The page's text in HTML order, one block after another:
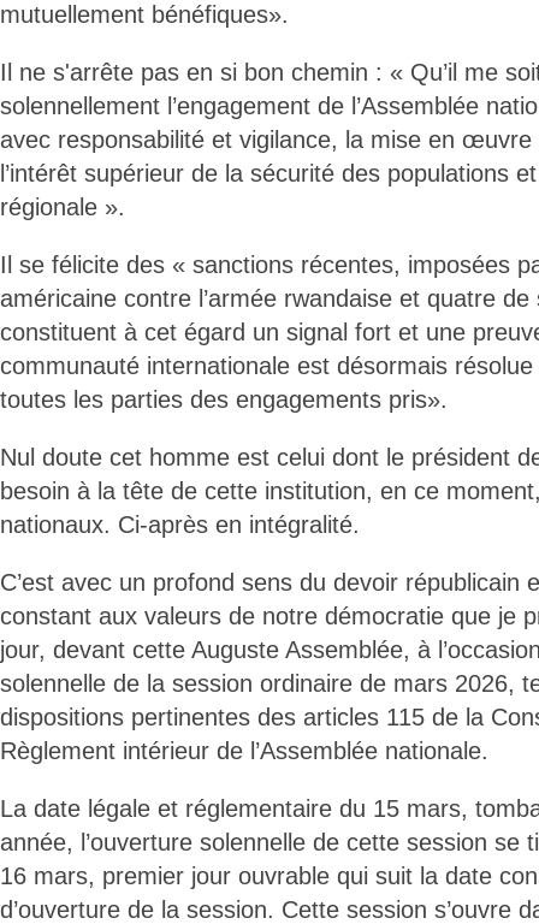
mutuellement bénéfiques».
Il ne s'arrête pas en si bon chemin : « Qu’il me
solennellement l’engagement de l’Assemblée
avec responsabilité et vigilance, la mise en
l’intérêt supérieur de la sécurité des populations
régionale ».
Il se félicite des « sanctions récentes, imposées
américaine contre l’armée rwandaise et quatre
constituent à cet égard un signal fort et une
communauté internationale est désormais
toutes les parties des engagements pris».
Nul doute cet homme est celui dont le président
besoin à la tête de cette institution, en ce
nationaux. Ci-après en intégralité.
C’est avec un profond sens du devoir républicain
constant aux valeurs de notre démocratie que je
jour, devant cette Auguste Assemblée, à
solennelle de la session ordinaire de mars 2026,
dispositions pertinentes des articles 115 de la
Règlement intérieur de l’Assemblée nationale.
La date légale et réglementaire du 15 mars,
année, l’ouverture solennelle de cette session se
16 mars, premier jour ouvrable qui suit la date
d’ouverture de la session. Cette session s’ouvre